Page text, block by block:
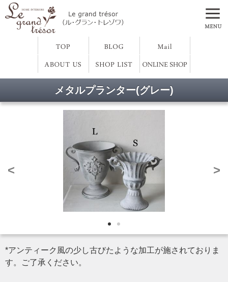
メタルプランター(グレー)
< >
*アンティーク風の少し古びたような加工が施されておりま
す。ご了承ください。